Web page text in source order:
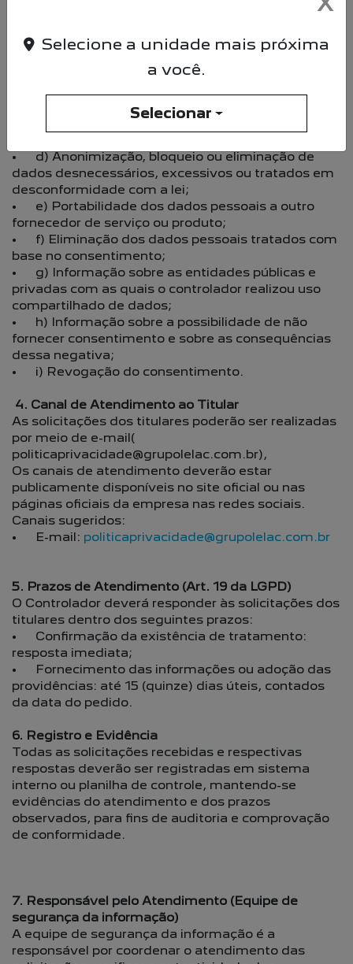
solicitar, a qualquer momento, mediante requisição
formal ao Controlador, as seguintes informações e
• b) Acesso aos dados pessoais tratados;
• c) Correção de dados incompletos, inexatos ou
• d) Anonimização, bloqueio ou eliminação de
dados desnecessários, excessivos ou tratados em
desconformidade com a lei;
• e) Portabilidade dos dados pessoais a outro
fornecedor de serviço ou produto;
• f) Eliminação dos dados pessoais tratados com
base no consentimento;
• g) Informação sobre as entidades públicas e
privadas com as quais o controlador realizou uso
compartilhado de dados;
• h) Informação sobre a possibilidade de não
fornecer consentimento e sobre as consequências
dessa negativa;
• i) Revogação do consentimento.
4. Canal de Atendimento ao Titular
As solicitações dos titulares poderão ser realizadas
por meio de e-mail(
politicaprivacidade@grupolelac.com.br),
Os canais de atendimento deverão estar
publicamente disponíveis no site oficial ou nas
páginas oficiais da empresa nas redes sociais.
Canais sugeridos:
• E-mail: politicaprivacidade@grupolelac.com.br
5. Prazos de Atendimento (Art. 19 da LGPD)
O Controlador deverá responder às solicitações dos
titulares dentro dos seguintes prazos:
• Confirmação da existência de tratamento:
resposta imediata;
• Fornecimento das informações ou adoção das
providências: até 15 (quinze) dias úteis, contados
da data do pedido.
6. Registro e Evidência
Todas as solicitações recebidas e respectivas
respostas deverão ser registradas em sistema
interno ou planilha de controle, mantendo-se
evidências do atendimento e dos prazos
observados, para fins de auditoria e comprovação
de conformidade.
7. Responsável pelo Atendimento (Equipe de
segurança da informação)
A equipe de segurança da informação é a
responsável por coordenar o atendimento das
Selecione a unidade mais próxima
a você.
Selecionar